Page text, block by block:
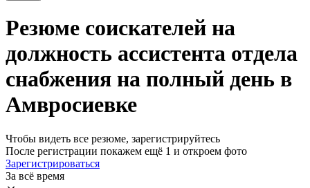
Резюме соискателей на
должность ассистента отдела
снабжения на полный день в
Амвросиевке
Чтобы видеть все резюме, зарегистрируйтесь
После регистрации покажем ещё 1 и откроем фото
Зарегистрироваться
За всё время